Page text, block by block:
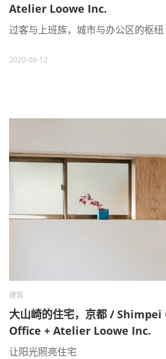
Atelier Loowe Inc.
过客与上班族，城市与办公区的枢纽
2020-08-12
建筑
大山崎的住宅，京都 /
Office + Atelier Loowe Inc.
让阳光照亮住宅